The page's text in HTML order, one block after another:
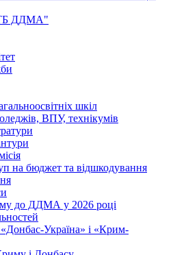
ДДМА"
шкіл
ВПУ, технікумів
на бюджет та відшкодування
до ДДМА у 2026 році
Україна» і «Крим-